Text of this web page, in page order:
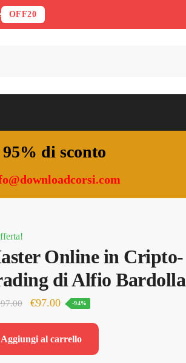
di sconto
Online in Cripto-
di Alfio Bardolla
Il
prezzo
originale
era:
€97.00Il
prezzo
attuale
è:
-94%
Aggiungi al carrello
OFF20